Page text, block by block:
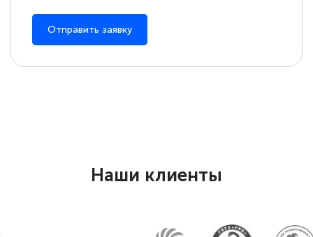
Отправить заявку
Наши клиенты